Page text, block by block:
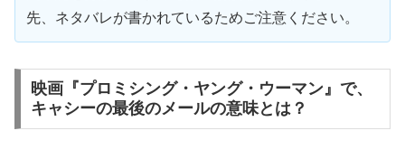
先、ネタバレが書かれているためご注意ください。
映画『プロミシング・ヤング・ウーマン』で、
キャシーの最後のメールの意味とは？